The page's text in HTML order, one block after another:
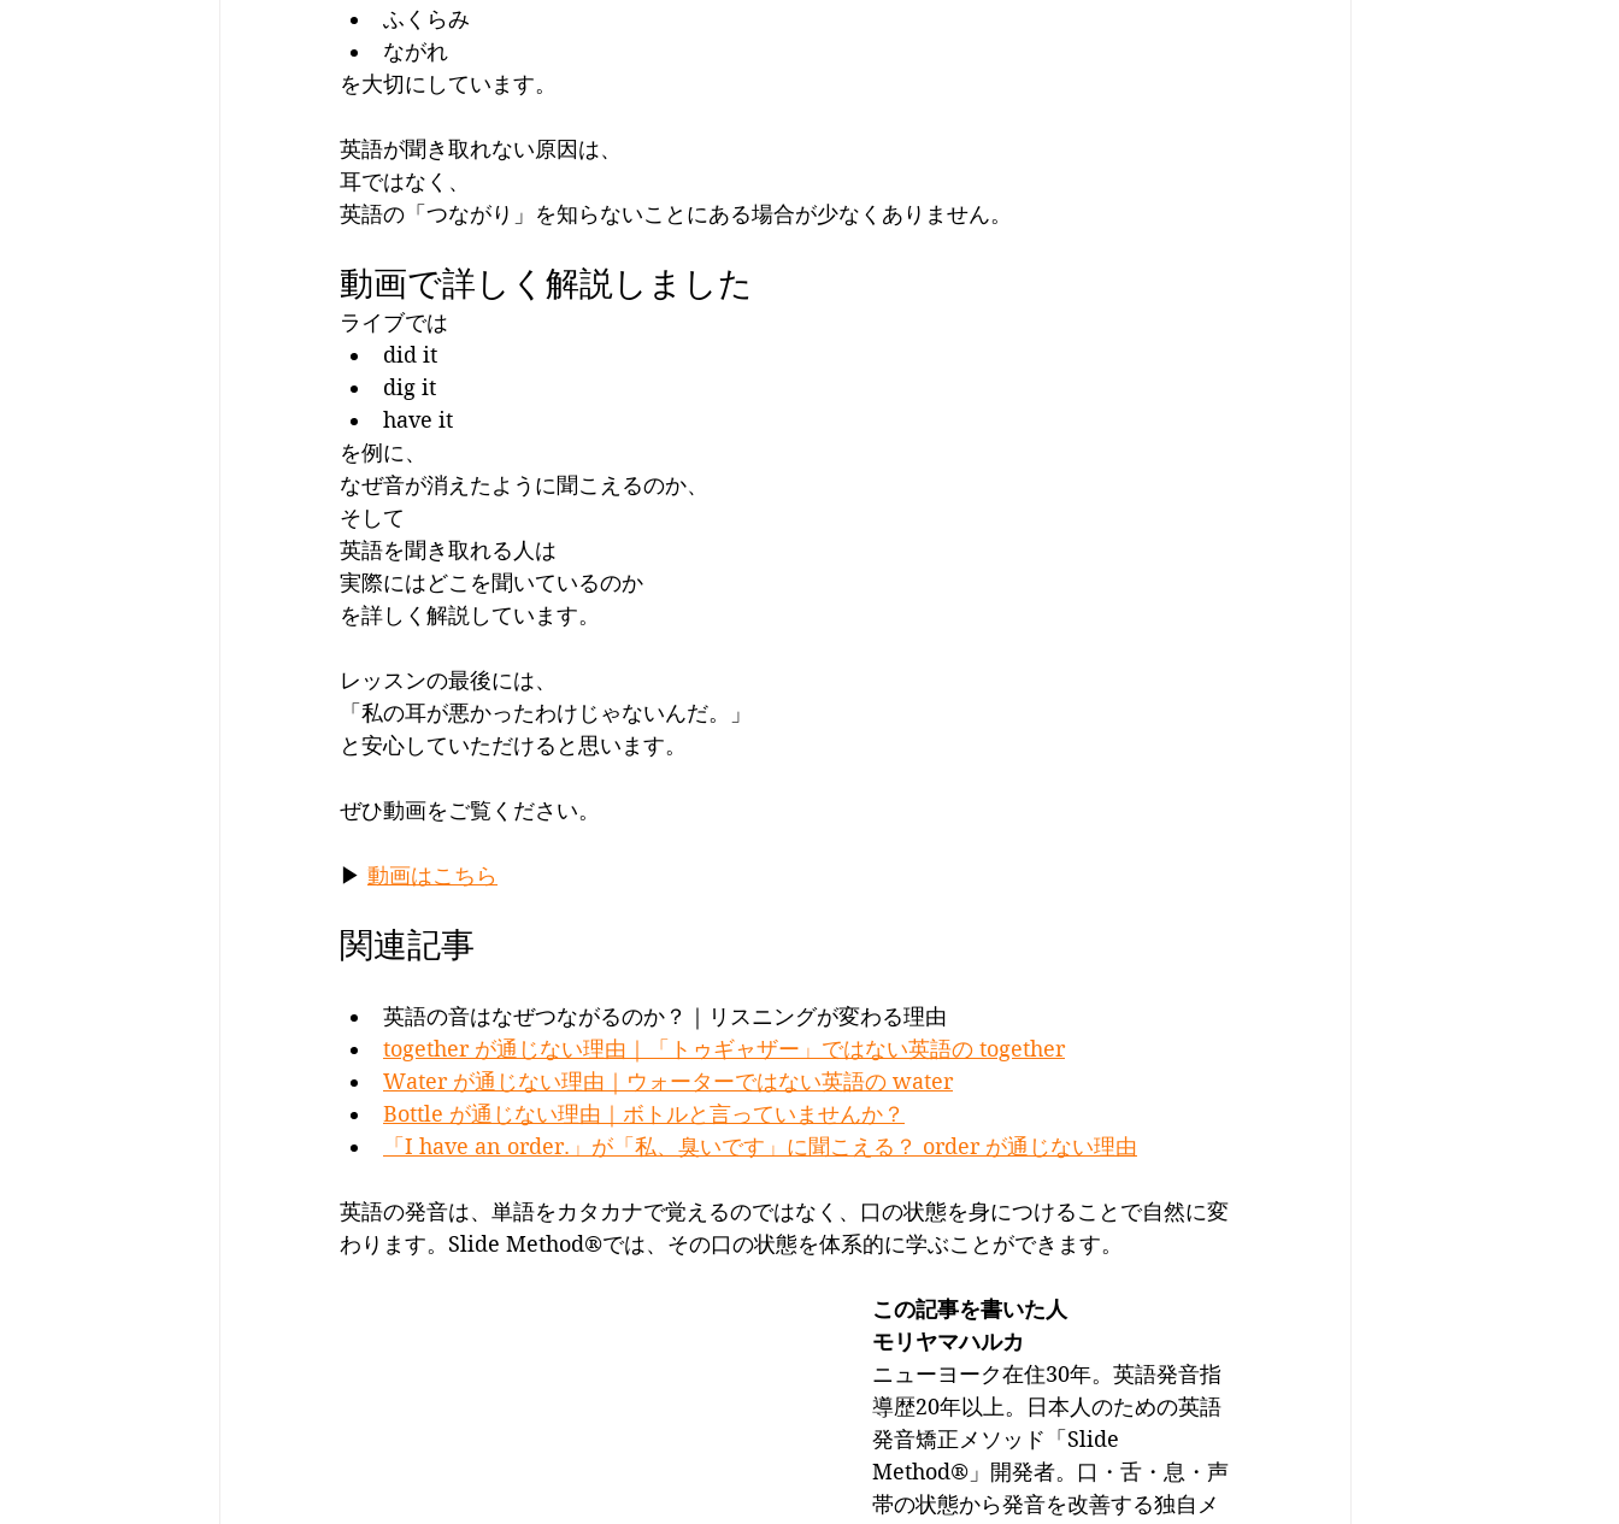
ふくらみ
ながれ
を大切にしています。
英語が聞き取れない原因は、
耳ではなく、
英語の「つながり」を知らないことにある場合が少なくありません。
動画で詳しく解説しました
ライブでは
did it
dig it
have it
を例に、
なぜ音が消えたように聞こえるのか、
そして
英語を聞き取れる人は
実際にはどこを聞いているのか
を詳しく解説しています。
レッスンの最後には、
「私の耳が悪かったわけじゃないんだ。」
と安心していただけると思います。
ぜひ動画をご覧ください。
▶ 動画はこちら
関連記事
英語の音はなぜつながるのか？｜リスニングが変わる理由
together が通じない理由｜「トゥギャザー」ではない英語の together
Water が通じない理由｜ウォーターではない英語の water
Bottle が通じない理由｜ボトルと言っていませんか？
「I have an order.」が「私、臭いです」に聞こえる？ order が通じない理由
英語の発音は、単語をカタカナで覚えるのではなく、口の状態を身につけることで自然に変
わります。Slide Method®では、その口の状態を体系的に学ぶことができます。
この記事を書いた人
モリヤマハルカ
ニューヨーク在住30年。英語発音指
導歴20年以上。日本人のための英語
発音矯正メソッド「Slide
Method®」開発者。口・舌・息・声
帯の状態から発音を改善する独自メ